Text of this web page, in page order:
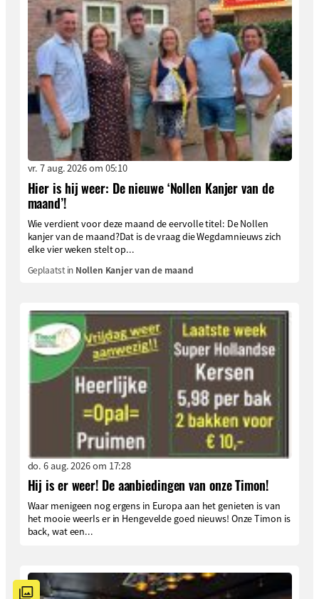
vr. 7 aug. 2026 om 05:10
Hier is hij weer: De nieuwe ‘Nollen Kanjer van de
maand’!
Wie verdient voor deze maand de eervolle titel: De Nollen
kanjer van de maand?Dat is de vraag die Wegdamnieuws zich
elke vier weken stelt op...
Geplaatst in Nollen Kanjer van de maand
do. 6 aug. 2026 om 17:28
Hij is er weer! De aanbiedingen van onze Timon!
Waar menigeen nog ergens in Europa aan het genieten is van
het mooie weerIs er in Hengevelde goed nieuws! Onze Timon is
back, wat een...